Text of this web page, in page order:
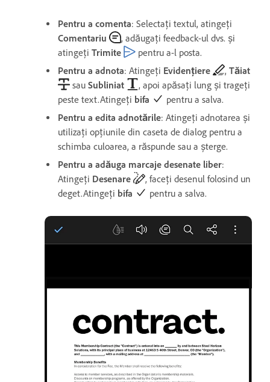
Pentru a comenta: Selectați textul, atingeți
Comentariu
, adăugați feedback-ul dvs. și
atingeți Trimite
pentru a-l posta.
Pentru a adnota: Atingeți Evidențiere , Tăiat
sau Subliniat
, apoi apăsați lung și trageți
peste text.Atingeți bifa
pentru a salva.
Pentru a edita adnotările: Atingeți adnotarea și
utilizați opțiunile din caseta de dialog pentru a
schimba culoarea, a răspunde sau a șterge.
Pentru a adăuga marcaje desenate liber:
Atingeți Desenare
, faceți desenul folosind un
deget.Atingeți bifa pentru a salva.